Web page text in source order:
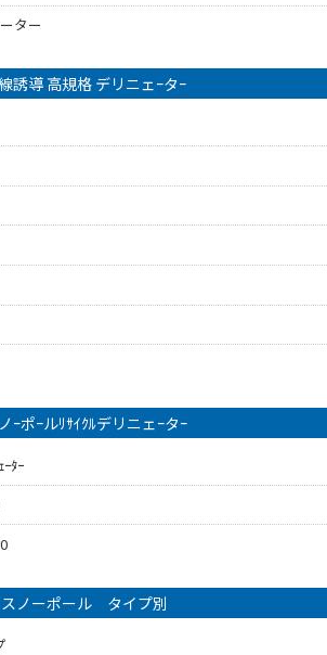
ター
誘導 高規格 デリニェｰタｰ
ｰポｰルﾘｻｲｸﾙデリニェｰタｰ
ﾀｰ
スノーポール タイプ別